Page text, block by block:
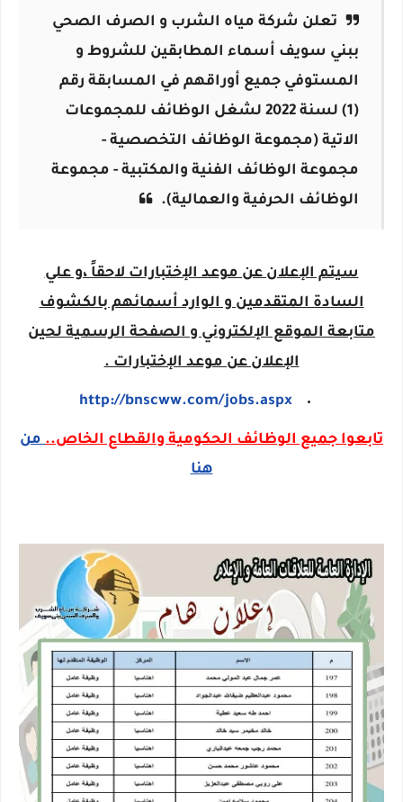
تعلن شركة مياه الشرب و الصرف الصحي
ببني سويف أسماء المطابقين للشروط و
المستوفي جميع أوراقهم في المسابقة رقم
(1) لسنة 2022 لشغل الوظائف للمجموعات
الاتية (مجموعة الوظائف التخصصية -
مجموعة الوظائف الفنية والمكتبية - مجموعة
الوظائف الحرفية والعمالية).
سيتم الإعلان عن موعد الإختبارات لاحقاً ،و علي
السادة المتقدمين و الوارد أسمائهم بالكشوف
متابعة الموقع الإلكتروني و الصفحة الرسمية لحين
الإعلان عن موعد الإختبارات .
http://bnscww.com/jobs.aspx
تابعوا جميع الوظائف الحكومية والقطاع الخاص..من
هنا